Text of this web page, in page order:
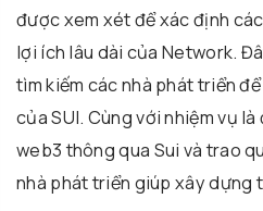
được xem xét để xác định
lợi ích lâu dài của Network.
tìm kiếm các nhà phát triển
của SUI. Cùng với nhiệm vụ
web3 thông qua Sui và trao
nhà phát triển giúp xây dựng